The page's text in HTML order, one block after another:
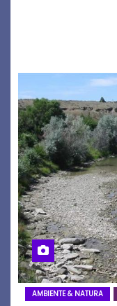
AMBIENTE & NATURA